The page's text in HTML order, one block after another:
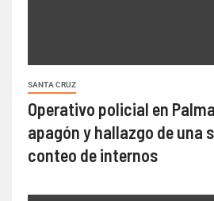
SANTA CRUZ
Operativo policial en
apagón y hallazgo de una
conteo de internos